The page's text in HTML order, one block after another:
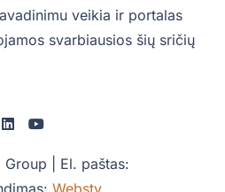
veikia ir portalas
svarbiausios šių sričių
| El. paštas:
Websty